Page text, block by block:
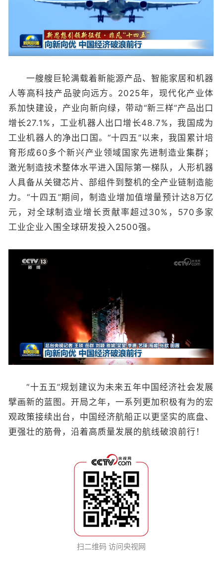
一艘艘巨轮满载着新能源产品、智能家居和机器
人等高科技产品驶向远方。2025年，现代化产业体
系加快建设，产业向新向绿，带动“新三样”产品出口
增长27.1%，工业机器人出口增长48.7%，我国成为
工业机器人的净出口国。“十四五”以来，我国累计培
育形成60多个新兴产业领域国家先进制造业集群；
激光制造技术整体水平进入国际第一梯队，人形机器
人具备从关键芯片、部组件到整机的全产业链制造能
力。“十四五”期间，制造业增加值增量预计达8万亿
元，对全球制造业增长贡献率超过30%，570多家
工业企业入围全球研发投入2500强。
“十五五”规划建议为未来五年中国经济社会发展
擘画新的蓝图。开局之年，一系列更加积极有为的宏
观政策接续出台，中国经济航船正以更坚实的底盘、
更强壮的筋骨，沿着高质量发展的航线破浪前行！
扫二维码 访问央视网